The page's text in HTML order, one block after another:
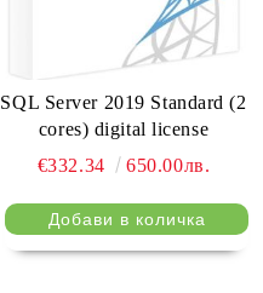
SQL Server 2019 Standard (2
cores) digital license
€332.34
650.00лв.